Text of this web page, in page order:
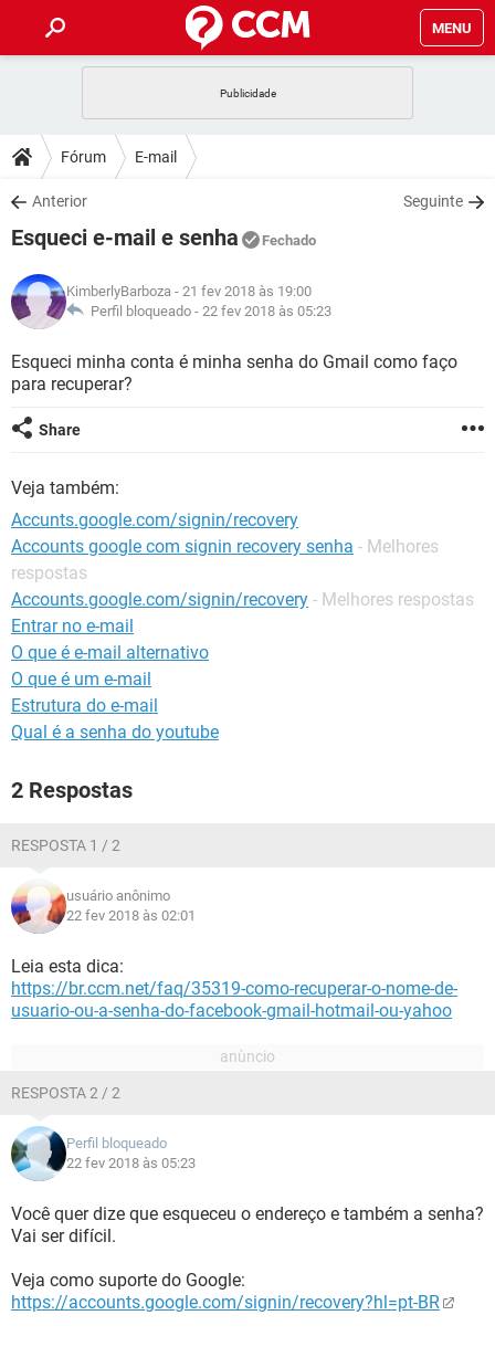
MENU
CELULAR
OUTLOOK
INSTAGRAM GMAIL
GUIA DE COMPRAS
DICAS
JOGOS
INSTAGRAM GMAIL
GUIA DE COMPRAS
DOWNLOADS
JOGOS WHATSAPP
CELULAR
OUTLOOK EXCEL
INSTAGRAM GMAIL
GUIA DE COMPRAS
FÓRUM
JOGOS WHATSAPP
CELULAR
OUTLOOK EXCEL
GLOSSÁRIO
WHATSAPP
CELULAR
OUTLOOK
GUIA DE COMPRAS
Fórum E-mail
Anterior Seguinte
Esqueci e-mail e senha Fechado
KimberlyBarboza - 21 fev 2018 às 19:00
Perfil bloqueado - 22 fev 2018 às 05:23
Esqueci minha conta é minha senha do Gmail como faço
para recuperar?
Share
Veja também:
Accunts.google.com/signin/recovery
Accounts google com signin recovery senha - Melhores
respostas
Accounts.google.com/signin/recovery - Melhores respostas
Entrar no e-mail
O que é e-mail alternativo
O que é um e-mail
Estrutura do e-mail
Qual é a senha do youtube
2 Respostas
RESPOSTA 1 / 2
usuário anônimo
22 fev 2018 às 02:01
Leia esta dica:
https://br.ccm.net/faq/35319-como-recuperar-o-nome-de-
usuario-ou-a-senha-do-facebook-gmail-hotmail-ou-yahoo
RESPOSTA 2 / 2
Perfil bloqueado
22 fev 2018 às 05:23
Você quer dize que esqueceu o endereço e também a senha?
Vai ser difícil.
Veja como suporte do Google:
https://accounts.google.com/signin/recovery?hl=pt-BR